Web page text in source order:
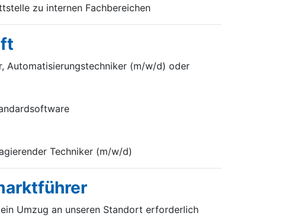
zu internen Fachbereichen
Automatisierungstechniker (m/w/d) oder
Techniker (m/w/d)
Umzug an unseren Standort erforderlich